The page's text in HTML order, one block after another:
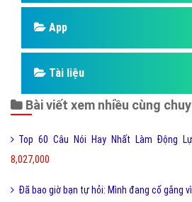
App
Tài liệu
Bài viết xem nhiều cùng
Top 60 Câu Nói Hay Nhất Làm Động
8,027,000
Đã bao giờ bạn tự hỏi: Mình đang cố gắng